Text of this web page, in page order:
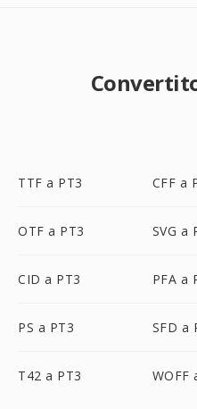
TTF a PT3 CFF a
OTF a PT3 SVG a
CID a PT3 PFA a
PS a PT3 SFD a
T42 a PT3 WOFF